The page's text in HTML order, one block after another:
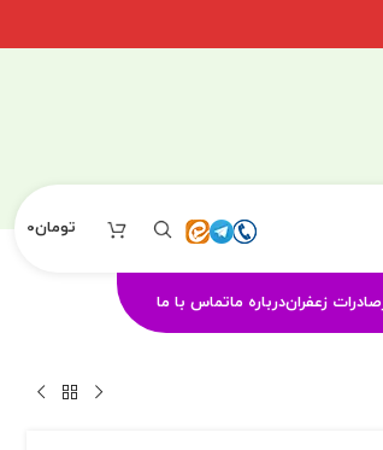
تومان0
صادرات زعفراندرباره ماتماس با ما